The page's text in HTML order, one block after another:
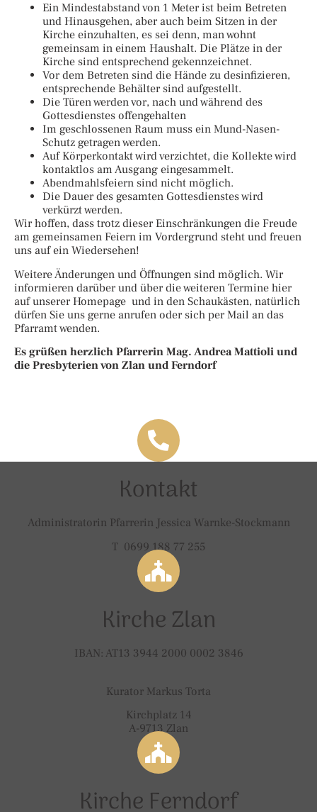
Ein Mindestabstand von 1 Meter ist beim Betreten
und Hinausgehen, aber auch beim Sitzen in der
Kirche einzuhalten, es sei denn, man wohnt
gemeinsam in einem Haushalt. Die Plätze in der
Kirche sind entsprechend gekennzeichnet.
Vor dem Betreten sind die Hände zu desinfizieren,
entsprechende Behälter sind aufgestellt.
Die Türen werden vor, nach und während des
Gottesdienstes offengehalten
Im geschlossenen Raum muss ein Mund-Nasen-
Schutz getragen werden.
Auf Körperkontakt wird verzichtet, die Kollekte wird
kontaktlos am Ausgang eingesammelt.
Abendmahlsfeiern sind nicht möglich.
Die Dauer des gesamten Gottesdienstes wird
verkürzt werden.
Wir hoffen, dass trotz dieser Einschränkungen die Freude
am gemeinsamen Feiern im Vordergrund steht und freuen
uns auf ein Wiedersehen!
Weitere Änderungen und Öffnungen sind möglich. Wir
informieren darüber und über die weiteren Termine hier
auf unserer Homepage und in den Schaukästen, natürlich
dürfen Sie uns gerne anrufen oder sich per Mail an das
Pfarramt wenden.
Es grüßen herzlich Pfarrerin Mag. Andrea Mattioli und
die Presbyterien von Zlan und Ferndorf
Kontakt
Administratorin Pfarrerin Jessica Warnke-Stockmann
T 0699 188 77 255
Kirche Zlan
IBAN: AT13 3944 2000 0002 3846
Kurator Markus Torta
Kirchplatz 14
A-9713 Zlan
Kirche Ferndorf